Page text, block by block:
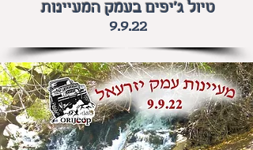
טיול ג'יפיםבעמק המעיינות
9.9.22